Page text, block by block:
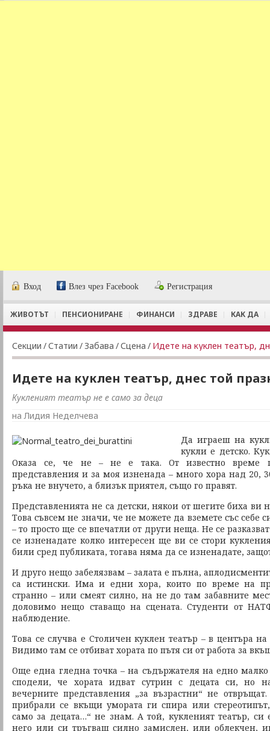
Вход Влез чрез Facebook Регистрация
ЖИВОТЪТ ПЕНСИОНИРАНЕ ФИНАНСИ ЗДРАВЕ КАК ДА
Секции /Статии / Забава /Сцена / Идете на куклен театър,
Идете на куклен театър, днес той
Кукленият театър не е само за деца
на Лидия Неделчева
Да играеш на
кукли е детско.
Оказа се, че не – не е така. От известно време
представления и за моя изненада – много хора над 20,
ръка не внучето, а близък приятел, също го правят.
Представленията не са детски, някои от шегите биха ви
Това съвсем не значи, че не можете да вземете със себе
– то просто ще се впечатли от други неща. Не се
се изненадате колко интересен ще ви се стори
били сред публиката, тогава няма да се изненадате,
И друго нещо забелязвам – залата е пълна,
са истински. Има и едни хора, които по време на
странно – или смеят силно, на не до там забавните
доловимо нещо ставащо на сцената. Студенти от
наблюдение.
Това се случва е Столичен куклен театър – в центъра
Видимо там се отбиват хората по пътя си от работа за
Още една гледна точка – на съдържателя на едно малко
сподели, че хората идват сутрин с децата си, но
вечерните представления „за възрастни“ не
прибрали се вкъщи умората ги спира или
само за децата…“ не знам. А той, кукленият театър, си
него или си тръгваш силно замислен, или облекчен,